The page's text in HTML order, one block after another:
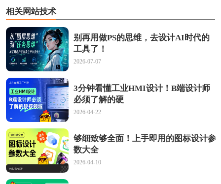
相关网站技术
别再用做PS的思维，去设计AI时代的
工具了！
2026-07-07
3分钟看懂工业HMI设计！B端设计师
必须了解的硬
2026-04-22
够细致够全面！上手即用的图标设计参
数大全
2026-04-10